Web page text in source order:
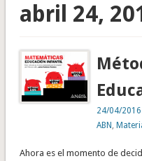
abril 24,
24/04/2016
ABN ,
Ahora es el momento de